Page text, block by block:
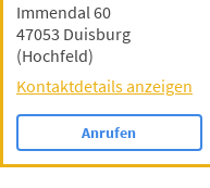
Immendal 60
47053 Duisburg
(Hochfeld)
Kontaktdetails anzeigen
Anrufen